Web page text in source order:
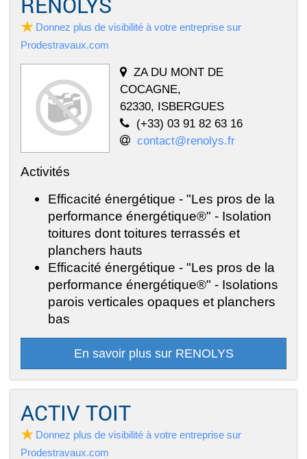
Donnez plus de visibilité à votre entreprise sur
Prodestravaux.com
ZA DU MONT DE
COCAGNE,
62330, ISBERGUES
(+33) 03 91 82 63 16
contact@renolys.fr
Activités
Efficacité énergétique - "Les pros de la
performance énergétique®" - Isolation
toitures dont toitures terrassés et
planchers hauts
Efficacité énergétique - "Les pros de la
performance énergétique®" - Isolations
parois verticales opaques et planchers
bas
En savoir plus sur RENOLYS
ACTIV TOIT
Donnez plus de visibilité à votre entreprise sur
Prodestravaux.com